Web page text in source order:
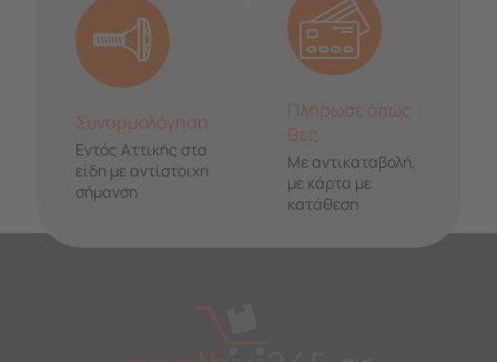
Συναρμολόγηση
Εντός Αττικής στα
είδη με αντίστοιχη
σήμανση
Πλήρωσε όπως
θες
Με αντικαταβολή,
με κάρτα με
κατάθεση